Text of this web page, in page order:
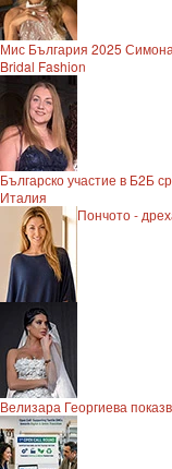
Мис България 2025
Bridal Fashion
Българско участие в Б2Б
Италия
Пончото -
Велизара Георгиева